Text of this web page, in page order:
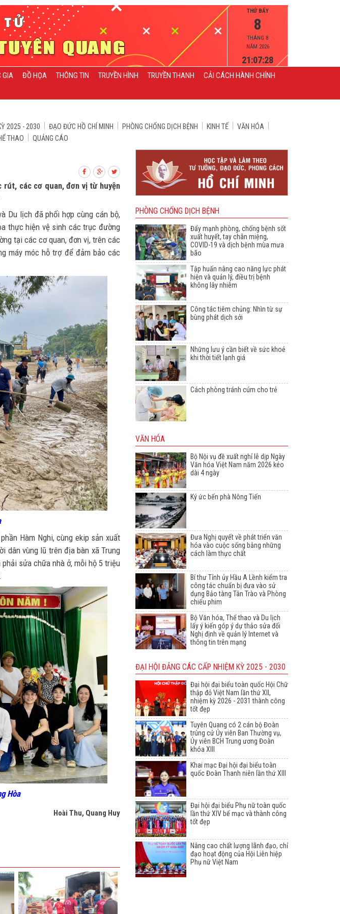
THỨ BẨY
8
THÁNG 8
NĂM 2026
21:07:29
GIA ĐỒ HỌA THÔNG TIN TRUYỀN HÌNH TRUYỀN THANH
CẢI CÁCH HÀNH CHÍNH
2025 - 2030 ĐẠO ĐỨC HỒ CHÍ MINH PHÒNG CHỐNG DỊCH BỆNH KINH TẾ
VĂN HÓA
THAO QUẢNG CÁO
rút, các cơ quan, đơn vị từ huyện
Du lịch đã phối hợp cùng cán bộ,
thực hiện vệ sinh các trục đường
tại các cơ quan, đơn vị, trên các
máy móc hỗ trợ để đảm bảo các
Hàm Nghi, cùng ekip sản xuất
dân vùng lũ trên địa bàn xã Trung
sửa chữa nhà ở, mỗi hộ 5 triệu
Hòa
Hoài Thu, Quang Huy
PHÒNG CHỐNG DỊCH BỆNH
Đẩy mạnh phòng, chống bệnh sốt
xuất huyết, tay chân miệng,
COVID-19 và dịch bệnh mùa mưa
bão
Tập huấn nâng cao năng lực phát
hiện và quản lý, điều trị bệnh
không lây nhiễm
Công tác tiêm chủng: Nhìn từ sự
bùng phát dịch sởi
Những lưu ý cần biết về sức khoẻ
khi thời tiết lạnh giá
Cách phòng tránh cúm cho trẻ
VĂN HÓA
Bộ Nội vụ đề xuất nghỉ lễ dịp Ngày
Văn hóa Việt Nam năm 2026 kéo
dài 4 ngày
Ký ức bến phà Nông Tiến
Đưa Nghị quyết về phát triển văn
hóa vào cuộc sống bằng những
cách làm thực chất
Bí thư Tỉnh ủy Hầu A Lềnh kiểm tra
công tác chuẩn bị đưa vào sử
dụng Bảo tàng Tân Trào và Phòng
chiếu phim
Bộ Văn hóa, Thể thao và Du lịch
lấy ý kiến góp ý dự thảo sửa đổi
Nghị định về quản lý Internet và
thông tin trên mạng
ĐẠI HỘI ĐẢNG CÁC CẤP NHIỆM KỲ 2025 - 2030
Đại hội đại biểu toàn quốc Hội Chữ
thập đỏ Việt Nam lần thứ XII,
nhiệm kỳ 2026 - 2031 thành công
tốt đẹp
Tuyên Quang có 2 cán bộ Đoàn
trúng cử Ủy viên Ban Thường vụ,
Ủy viên BCH Trung ương Đoàn
khóa XIII
Khai mạc Đại hội đại biểu toàn
quốc Đoàn Thanh niên lần thứ XIII
Đại hội đại biểu Phụ nữ toàn quốc
lần thứ XIV bế mạc và thành công
tốt đẹp
Nâng cao chất lượng lãnh đạo, chỉ
đạo hoạt động của Hội Liên hiệp
Phụ nữ Việt Nam